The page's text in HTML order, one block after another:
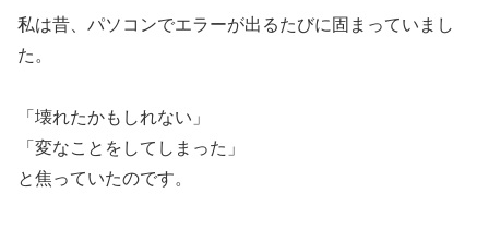
私は昔、パソコンでエラーが出るたびに固まっていまし
た。
「壊れたかもしれない」
「変なことをしてしまった」
と焦っていたのです。